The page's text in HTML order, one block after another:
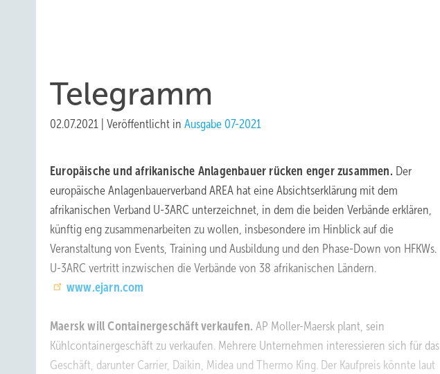
Telegramm
02.07.2021 Veröffentlicht in Ausgabe 07-2021
Europäische und afrikanische Anlagenbauer rücken enger zusammen. Der
europäische Anlagen­bauerverband AREA hat eine Absichtserklärung mit dem
afrikanischen Verband U-3ARC unterzeichnet, in dem die beiden Verbände erklären,
künftig eng zusammenarbeiten zu wollen, insbesondere im Hinblick auf die
Veranstaltung von Events, Training und Ausbildung und den Phase-Down von HFKWs.
U-3ARC vertritt inzwischen die Verbände von 38 afrikanischen Ländern.
www.ejarn.com
Maersk will Containergeschäft verkaufen.AP Moller-Maersk plant, sein
Kühlcontainergeschäft zu verkaufen. Mehrere Unternehmen interessieren sich für das
Geschäft, darunter Carrier, Daikin, Midea und Thermo King. Der Kaufpreis könnte laut